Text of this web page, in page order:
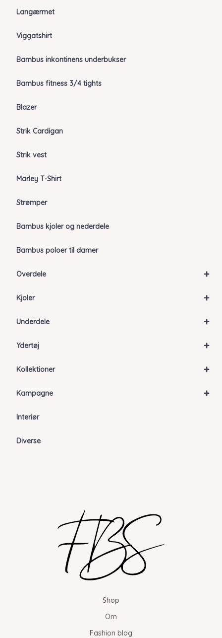
Langærmet
Viggatshirt
Bambus inkontinens underbukser
Bambus fitness 3/4 tights
Blazer
Strik Cardigan
Strik vest
Marley T-Shirt
Strømper
Bambus kjoler og nederdele
Bambus poloer til damer
+
Overdele
+
Kjoler
+
Underdele
+
Ydertøj
+
Kollektioner
+
Kampagne
Interiør
Diverse
Shop
Om
Fashion blog